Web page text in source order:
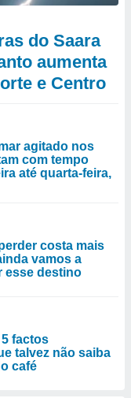
do Saara
aumenta
e Centro
agitado nos
com tempo
até quarta-feira,
costa mais
vamos a
esse destino
factos
talvez não saiba
café